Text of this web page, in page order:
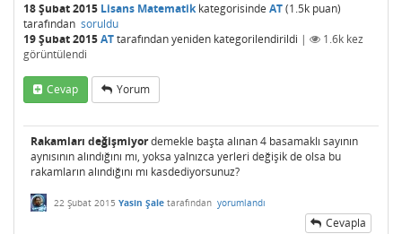
18 Şubat 2015 Lisans Matematikkategorisinde AT(1.5k puan)
tarafından soruldu
19 Şubat 2015ATtarafındanyeniden kategorilendirildi | 1.6k kez
görüntülendi
Cevap Yorum
Rakamları değişmiyordemekle başta alınan 4 basamaklı sayının
aynısının alındığını mı, yoksa yalnızca yerleri değişik de olsa bu
rakamların alındığını mı kasdediyorsunuz?
22 Şubat 2015 Yasin Şale tarafından yorumlandı
Cevapla